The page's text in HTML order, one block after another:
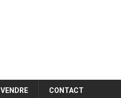
VENDRE CONTACT